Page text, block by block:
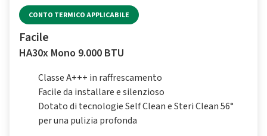
CONTO TERMICO APPLICABILE
Facile
HA30x Mono 9.000 BTU
Classe A+++ in raffrescamento
Facile da installare e silenzioso
Dotato di tecnologie Self Clean e Steri Clean 56°
per una pulizia profonda